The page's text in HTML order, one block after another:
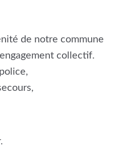
de notre commune
collectif.